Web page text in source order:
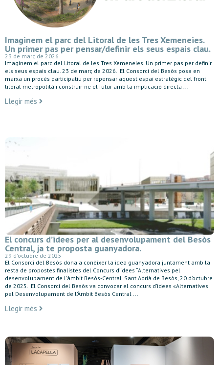
Imaginem el parc del Litoral de les Tres Xemeneies.
Un primer pas per pensar/definir els seus espais clau.
23 de març de 2026
Imaginem el parc del Litoral de les Tres Xemeneies. Un primer pas per definir
els seus espais clau. 23 de març de 2026. El Consorci del Besòs posa en
marxa un procés participatiu per repensar aquest espai estratègic del front
litoral metropolità i construir-ne el futur amb la implicació directa ...
Llegir més
El concurs d’idees per al desenvolupament del Besòs
Central, ja te proposta guanyadora.
29 d'octubre de 2025
El Consorci del Besòs dona a conèixer la idea guanyadora juntament amb la
resta de propostes finalistes del Concurs d’idees “Alternatives pel
desenvolupament de l’àmbit Besòs-Central. Sant Adrià de Besòs, 20 d’octubre
de 2025. El Consorci del Besòs va convocar el concurs d’idees «Alternatives
pel Desenvolupament de l’Àmbit Besòs Central ...
Llegir més